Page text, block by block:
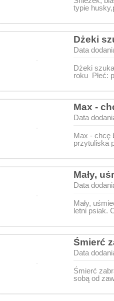
typie
Dżeki
Data
Dżeki
roku Płeć:
Max -
Data
Max - chcę
przytuliska
Mały,
Data
Mały,
letni psiak.
Śmierć
Data
Śmierć
sobą od